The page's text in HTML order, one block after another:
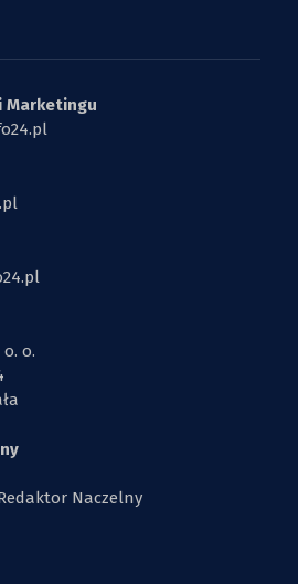
Marketingu
o. o.
Naczelny